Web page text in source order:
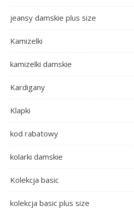
jeansy damskie plus size
Kamizelki
kamizelki damskie
Kardigany
Klapki
kod rabatowy
kolarki damskie
Kolekcja basic
kolekcja basic plus size